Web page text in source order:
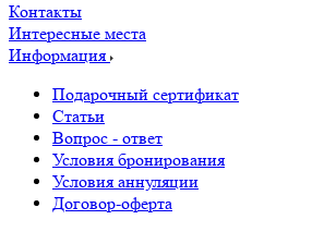
Контакты
Интересные места
Информация
Подарочный сертификат
Статьи
Вопрос - ответ
Условия бронирования
Условия аннуляции
Договор-оферта